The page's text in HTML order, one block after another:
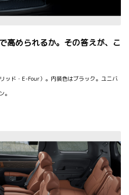
高められるか。その答えが、こ
ッド・E-Four）。内装色はブラック。ユニバ
。